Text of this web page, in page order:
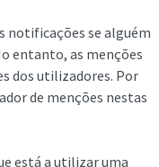
notificações se alguém
entanto, as menções
dos utilizadores. Por
de menções nestas
está a utilizar uma